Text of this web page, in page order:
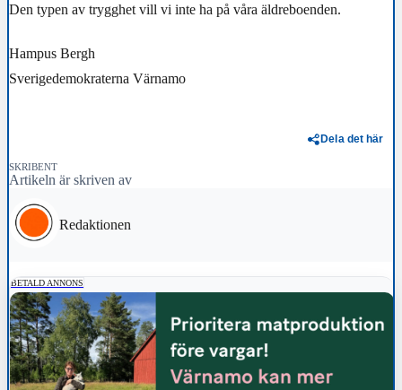
Den typen av trygghet vill vi inte ha på våra äldreboenden.
Hampus Bergh
Sverigedemokraterna Värnamo
Dela det här
SKRIBENT
Artikeln är skriven av
Redaktionen
BETALD ANNONS